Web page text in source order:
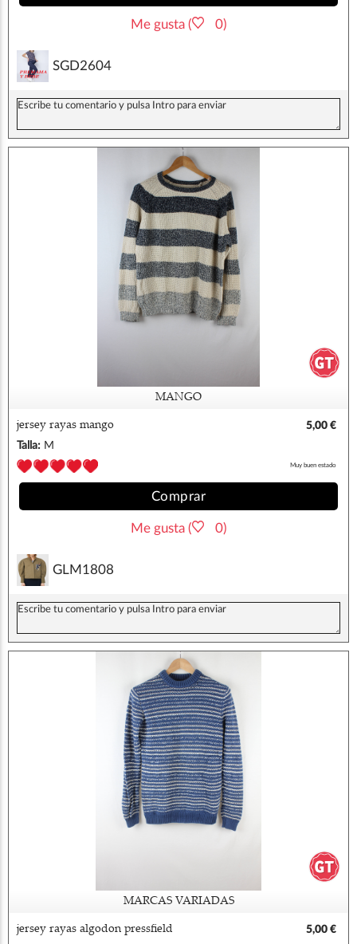
Me gusta ( 0)
SGD2604
MANGO
jersey rayas mango
5,00 €
Talla: M
Muy buen estado
Comprar
Me gusta ( 0)
GLM1808
MARCAS VARIADAS
jersey rayas algodon pressfield 5,00 €